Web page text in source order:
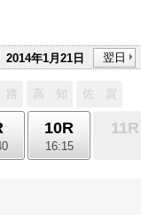
2014年1月21日 翌日
路 高 知
佐 賀
10R
16:15
11R